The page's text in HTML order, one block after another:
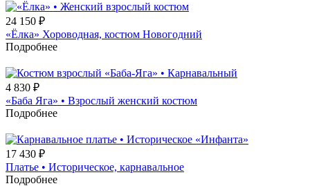
24 150 ₽
«Ёлка» Хороводная, костюм Новогодний
Подробнее
4 830 ₽
«Баба Яга» • Взрослый женский костюм
Подробнее
17 430 ₽
Платье • Историческое, карнавальное
Подробнее